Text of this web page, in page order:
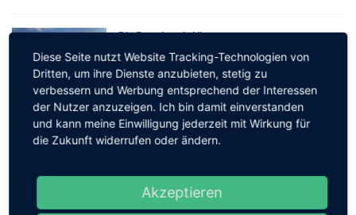
Die Brandung in Vitt
23 Sep, 2019 6320
Strandbad Müggelsee
03 Nov, 2020 5202
Diese Seite nutzt Website Tracking-Technologien von
Dritten, um ihre Dienste anzubieten, stetig zu
verbessern und Werbung entsprechend der Interessen
der Nutzer anzuzeigen. Ich bin damit einverstanden
und kann meine Einwilligung jederzeit mit Wirkung für
die Zukunft widerrufen oder ändern.
Akzeptieren